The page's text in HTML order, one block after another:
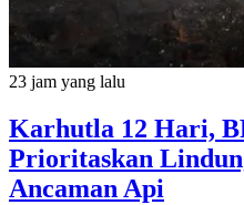
23 jam yang lalu
Karhutla 12 Hari,
Prioritaskan
Ancaman Api